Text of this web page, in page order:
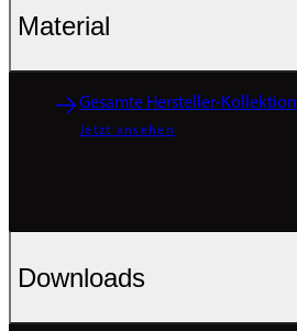
Material
Gesamte Hersteller-Kollektion
Jetzt ansehen
Downloads